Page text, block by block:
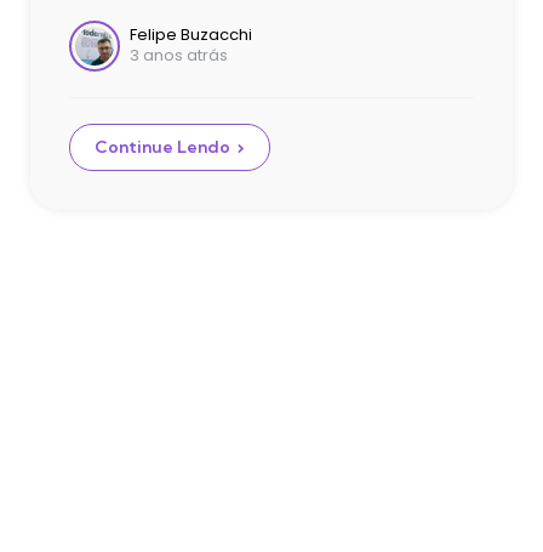
Postado
por
Felipe Buzacchi
3 anos atrás
Continue Lendo